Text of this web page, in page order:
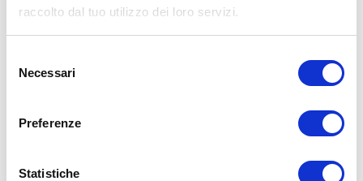
raccolto dal tuo utilizzo dei loro servizi.
delNecessari
Preferenze
Statistiche